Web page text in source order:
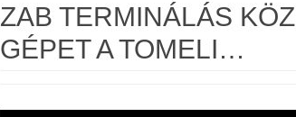
ZAB TERMINÁLÁS
GÉPET A TOMELI…